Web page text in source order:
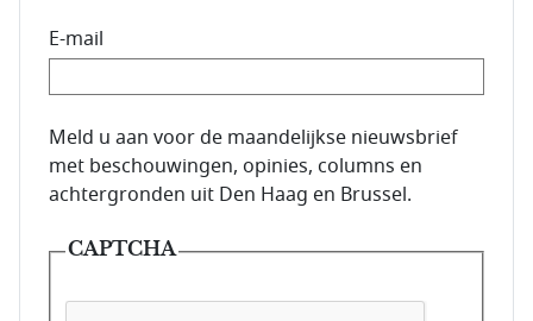
E-mail
E-mailadres van de abonnee.
Meld u aan voor de maandelijkse nieuwsbrief
met beschouwingen, opinies, columns en
achtergronden uit Den Haag en Brussel.
CAPTCHA